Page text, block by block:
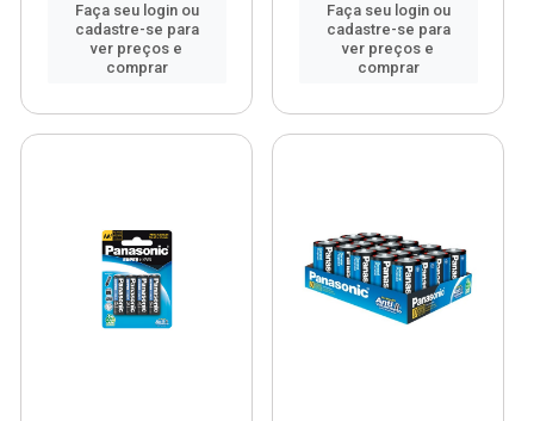
Faça seu login ou
cadastre-se para
ver preços e
comprar
Faça seu login ou
cadastre-se para
ver preços e
comprar